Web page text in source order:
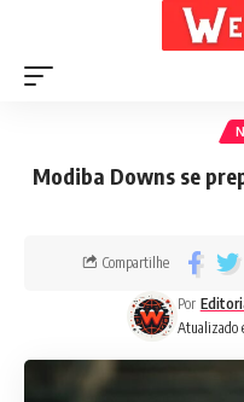
Modiba Downs se
Atualizado
Por
Compartilhe